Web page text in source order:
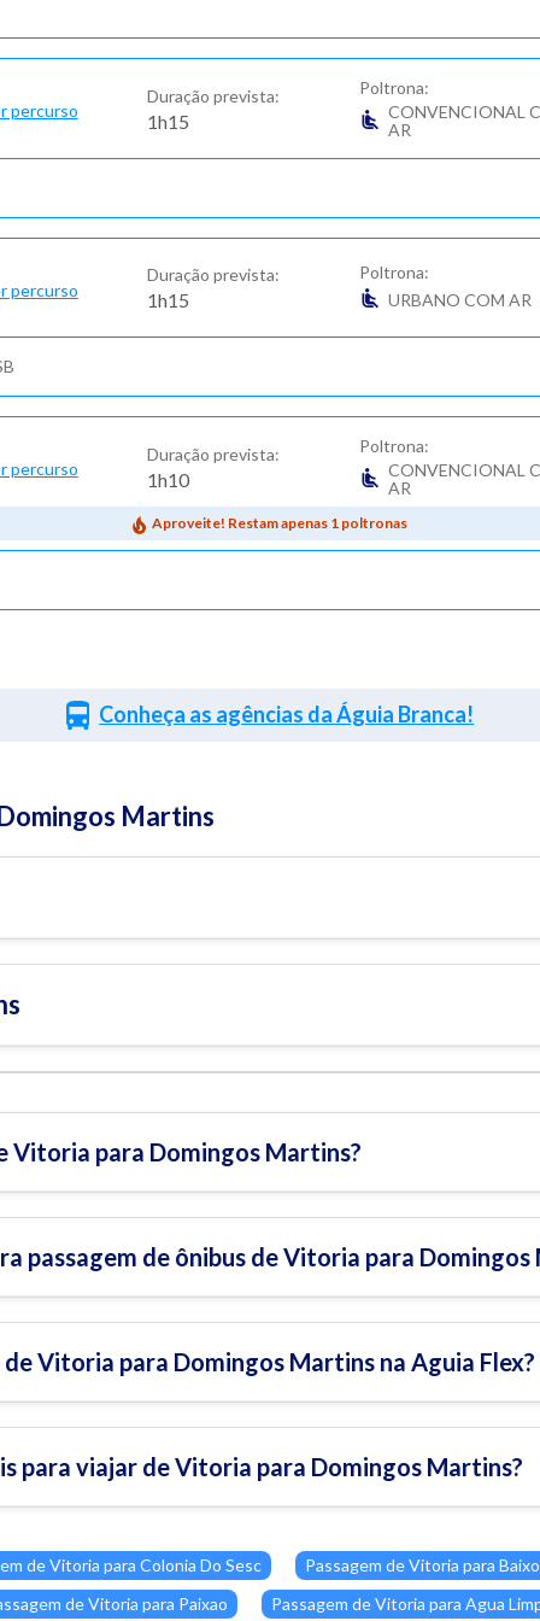
percurso
Duração prevista:
1h15
Poltrona:
CONVENCIONAL
AR
percurso
Duração prevista:
1h15
Poltrona:
URBANO COM AR
percurso
Duração prevista:
1h10
Poltrona:
CONVENCIONAL
AR
Aproveite! Restam apenas 1 poltronas
Conheça as agências da Águia Branca!
Martins
Vitoria para Domingos Martins?
passagem de ônibus de Vitoria para Domingos
Vitoria para Domingos Martins na Aguia Flex?
para viajar de Vitoria para Domingos Martins?
de Vitoria para Colonia Do Sesc
Passagem de Vitoria para
de Vitoria para Paixao
Passagem de Vitoria para Agua